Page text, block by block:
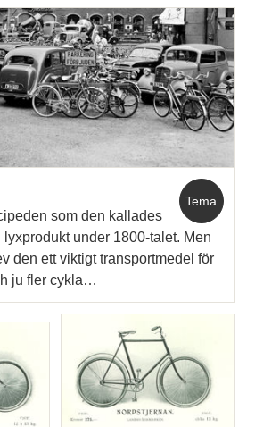
Tema
som den kallades
under 1800-talet. Men
den ett viktigt transportmedel för
ju fler cykla…